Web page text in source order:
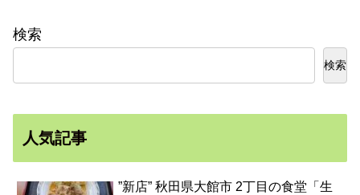
検索
検索
人気記事
”新店” 秋田県大館市 2丁目の食堂「生